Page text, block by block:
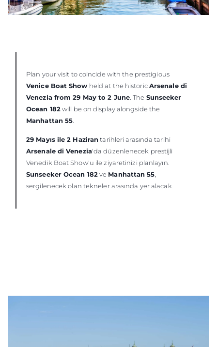
Plan your visit to coincide with the prestigious
Venice Boat Show held at the historicArsenale di
Venezia from 29 May to 2 June. The Sunseeker
Ocean 182will be on display alongside the
Manhattan 55
29 Mayıs ile 2 Haziran tarihleri arasında tarihi
Arsenale di Venezia'da düzenlenecek prestijli
Venedik Boat Show'u ile ziyaretinizi planlayın.
Sunseeker Ocean 182ve Manhattan 55
sergilenecek olan tekneler arasında yer alacak.